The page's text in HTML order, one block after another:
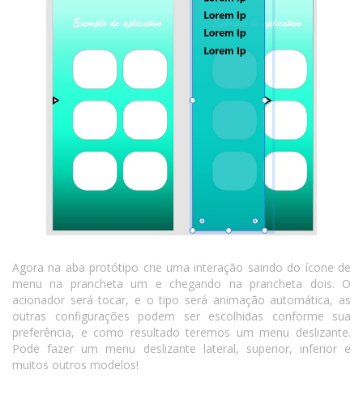
Agora na aba protótipo crie uma interação saindo do ícone de
menu na prancheta um e chegando na prancheta dois. O
acionador será tocar, e o tipo será animação automática, as
outras configurações podem ser escolhidas conforme sua
preferência, e como resultado teremos um menu deslizante.
Pode fazer um menu deslizante lateral, superior, inferior e
muitos outros modelos!